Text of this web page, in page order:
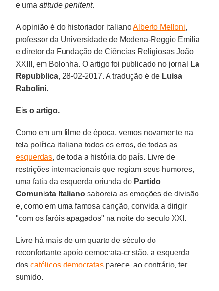
e umaatitude penitent.
A opinião é do historiador italianoAlberto Melloni,
professor da Universidade de Modena-Reggio Emilia
e diretor da Fundação de Ciências Religiosas João
XXIII, em Bolonha. O artigo foi publicado no jornal
La
Repubblica, 28-02-2017. A tradução é de Luisa
Rabolini.
Eis o artigo.
Como em um filme de época, vemos novamente na
tela política italiana todos os erros, de todas as
esquerdas, de toda a história do país. Livre de
restrições internacionais que regiam seus humores,
uma fatia da esquerda oriunda do Partido
Comunista Italiano saboreia as emoções de divisão
e, como em uma famosa canção, convida a dirigir
"com os faróis apagados" na noite do século XXI.
Livre há mais de um quarto de século do
reconfortante apoio democrata-cristão, a esquerda
doscatólicos democratas parece, ao contrário, ter
sumido.